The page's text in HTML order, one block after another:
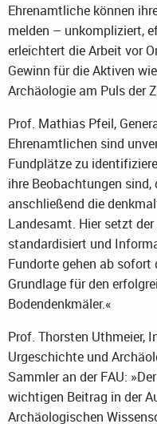
Ehrenamtliche können
melden – unkompliziert,
erleichtert die Arbeit vor
Gewinn für die Aktiven
Archäologie am Puls der
Prof. Mathias Pfeil,
Ehrenamtlichen sind
Fundplätze zu
ihre Beobachtungen
anschließend die
Landesamt. Hier setzt
standardisiert und
Fundorte gehen ab
Grundlage für den
Bodendenkmäler.«
Prof. Thorsten Uthmeier,
Urgeschichte und
Sammler an der FAU:
wichtigen Beitrag in der
Archäologischen